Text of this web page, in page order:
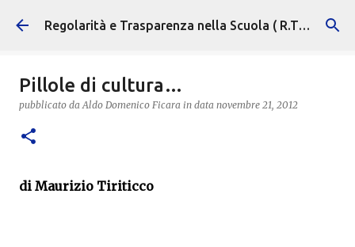
Passa ai contenuti principali Regolarità e Trasparenza nella Scuola ( R.T.S. )
Pillole di cultura…
pubblicato daAldo Domenico Ficara in data novembre 21, 2012
di Maurizio Tiriticco